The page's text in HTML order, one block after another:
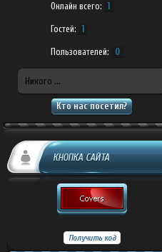
Онлайн всего: 1
Гостей: 1
Пользователей: 0
Никого ...
Кто нас посетил?
КНОПКА САЙТА